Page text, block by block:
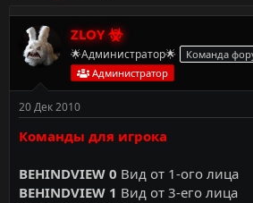
т
о
р
м
ы
т
а
н
а
ч
л
а
ZLOY
🌟Администратор🌟
Команда
Администратор
20 Дек 2010
Команды для игрока
BEHINDVIEW 0 Вид от 1-ого лица
BEHINDVIEW 1 Вид от 3-его лица